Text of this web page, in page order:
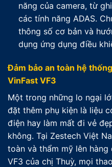
năng của camera, từ
các tính năng ADAS.
thông số cơ bản và
dụng ứng dụng điều
Đảm bảo an toàn hệ
VinFast VF3
Một trong những lo ngại
đặt thêm phụ kiện là liệu
điện hay làm mất đi vẻ
không. Tại Zestech Việt
toàn và thẩm mỹ lên
VF3 của chị Thuỳ, mọi